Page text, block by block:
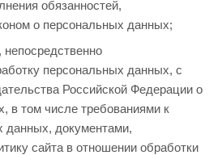
обязанностей,
о персональных данных;
персональных данных, с
Российской Федерации о
в том числе требованиями к
данных, документами,
сайта в отношении обработки